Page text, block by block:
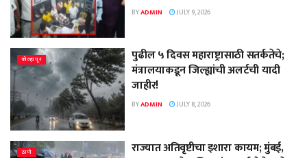
BYADMIN JULY 9, 2026
कोल्हापूर
पुढील ५ दिवस महाराष्ट्रासाठी सतर्कतेचे;
मंत्रालयाकडून जिल्ह्यांची अलर्टची यादी
जाहीर!
BYADMIN JULY 8, 2026
ठाणे
राज्यात अतिवृष्टीचा इशारा कायम; मुंबई,